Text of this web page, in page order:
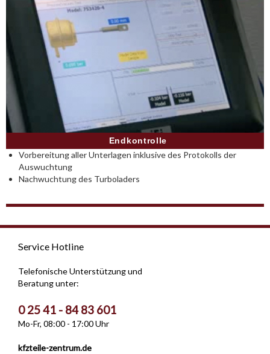
Endkontrolle
Vorbereitung aller Unterlagen inklusive des Protokolls der
Auswuchtung
Nachwuchtung des Turboladers
Service Hotline
Telefonische Unterstützung und
Beratung unter:
0 25 41 - 84 83 601
Mo-Fr, 08:00 - 17:00 Uhr
kfzteile-zentrum.de